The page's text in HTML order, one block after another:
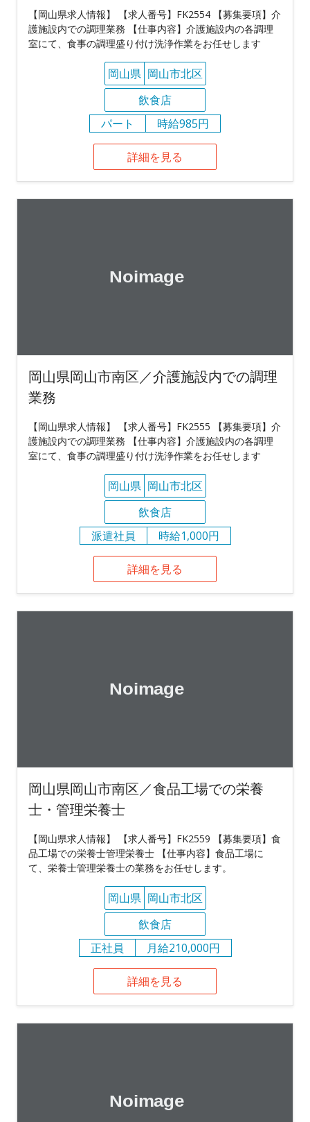
【岡山県求人情報】 【求人番号】FK2554 【募集要項】介
護施設内での調理業務 【仕事内容】介護施設内の各調理
室にて、食事の調理盛り付け洗浄作業をお任せします
岡山県 岡山市北区
飲食店
パート
時給985円
詳細を見る
岡山県岡山市南区／介護施設内での調理
業務
【岡山県求人情報】 【求人番号】FK2555 【募集要項】介
護施設内での調理業務 【仕事内容】介護施設内の各調理
室にて、食事の調理盛り付け洗浄作業をお任せします
岡山県 岡山市北区
飲食店
派遣社員
時給1,000円
詳細を見る
岡山県岡山市南区／食品工場での栄養
士・管理栄養士
【岡山県求人情報】 【求人番号】FK2559 【募集要項】食
品工場での栄養士管理栄養士 【仕事内容】食品工場に
て、栄養士管理栄養士の業務をお任せします。
岡山県 岡山市北区
飲食店
正社員
月給210,000円
詳細を見る